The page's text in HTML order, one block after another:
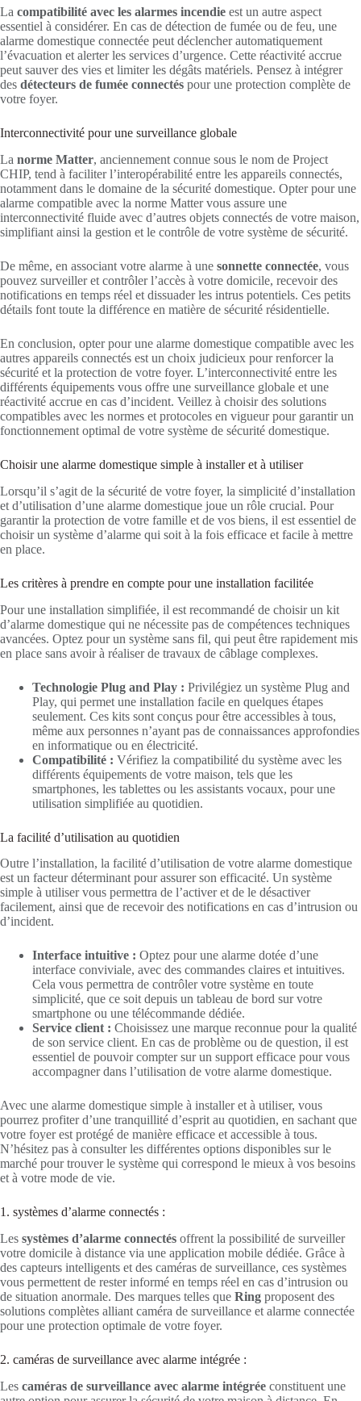
La compatibilité avec les alarmes incendie est un autre aspect
essentiel à considérer. En cas de détection de fumée ou de feu, une
alarme domestique connectée peut déclencher automatiquement
l’évacuation et alerter les services d’urgence. Cette réactivité accrue
peut sauver des vies et limiter les dégâts matériels. Pensez à intégrer
des détecteurs de fumée connectés pour une protection complète de
votre foyer.
Interconnectivité pour une surveillance globale
La norme Matter, anciennement connue sous le nom de Project
CHIP, tend à faciliter l’interopérabilité entre les appareils connectés,
notamment dans le domaine de la sécurité domestique. Opter pour une
alarme compatible avec la norme Matter vous assure une
interconnectivité fluide avec d’autres objets connectés de votre maison,
simplifiant ainsi la gestion et le contrôle de votre système de sécurité.
De même, en associant votre alarme à une sonnette connectée, vous
pouvez surveiller et contrôler l’accès à votre domicile, recevoir des
notifications en temps réel et dissuader les intrus potentiels. Ces petits
détails font toute la différence en matière de sécurité résidentielle.
En conclusion, opter pour une alarme domestique compatible avec les
autres appareils connectés est un choix judicieux pour renforcer la
sécurité et la protection de votre foyer. L’interconnectivité entre les
différents équipements vous offre une surveillance globale et une
réactivité accrue en cas d’incident. Veillez à choisir des solutions
compatibles avec les normes et protocoles en vigueur pour garantir un
fonctionnement optimal de votre système de sécurité domestique.
Choisir une alarme domestique simple à installer et à utiliser
Lorsqu’il s’agit de la sécurité de votre foyer, la simplicité d’installation
et d’utilisation d’une alarme domestique joue un rôle crucial. Pour
garantir la protection de votre famille et de vos biens, il est essentiel de
choisir un système d’alarme qui soit à la fois efficace et facile à mettre
en place.
Les critères à prendre en compte pour une installation facilitée
Pour une installation simplifiée, il est recommandé de choisir un kit
d’alarme domestique qui ne nécessite pas de compétences techniques
avancées. Optez pour un système sans fil, qui peut être rapidement mis
en place sans avoir à réaliser de travaux de câblage complexes.
Technologie Plug and Play : Privilégiez un système Plug and
Play, qui permet une installation facile en quelques étapes
seulement. Ces kits sont conçus pour être accessibles à tous,
même aux personnes n’ayant pas de connaissances approfondies
en informatique ou en électricité.
Compatibilité : Vérifiez la compatibilité du système avec les
différents équipements de votre maison, tels que les
smartphones, les tablettes ou les assistants vocaux, pour une
utilisation simplifiée au quotidien.
La facilité d’utilisation au quotidien
Outre l’installation, la facilité d’utilisation de votre alarme domestique
est un facteur déterminant pour assurer son efficacité. Un système
simple à utiliser vous permettra de l’activer et de le désactiver
facilement, ainsi que de recevoir des notifications en cas d’intrusion ou
d’incident.
Interface intuitive : Optez pour une alarme dotée d’une
interface conviviale, avec des commandes claires et intuitives.
Cela vous permettra de contrôler votre système en toute
simplicité, que ce soit depuis un tableau de bord sur votre
smartphone ou une télécommande dédiée.
Service client : Choisissez une marque reconnue pour la qualité
de son service client. En cas de problème ou de question, il est
essentiel de pouvoir compter sur un support efficace pour vous
accompagner dans l’utilisation de votre alarme domestique.
Avec une alarme domestique simple à installer et à utiliser, vous
pourrez profiter d’une tranquillité d’esprit au quotidien, en sachant que
votre foyer est protégé de manière efficace et accessible à tous.
N’hésitez pas à consulter les différentes options disponibles sur le
marché pour trouver le système qui correspond le mieux à vos besoins
et à votre mode de vie.
1. systèmes d’alarme connectés :
Les systèmes d’alarme connectés offrent la possibilité de surveiller
votre domicile à distance via une application mobile dédiée. Grâce à
des capteurs intelligents et des caméras de surveillance, ces systèmes
vous permettent de rester informé en temps réel en cas d’intrusion ou
de situation anormale. Des marques telles que Ring proposent des
solutions complètes alliant caméra de surveillance et alarme connectée
pour une protection optimale de votre foyer.
2. caméras de surveillance avec alarme intégrée :
Les caméras de surveillance avec alarme intégrée constituent une